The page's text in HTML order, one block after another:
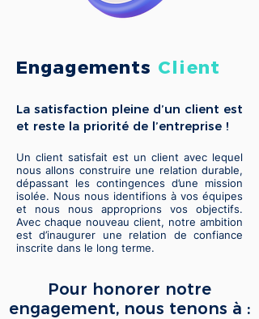
Engagements Client
La satisfaction pleine d’un client est
et reste la priorité de l’entreprise !
Un client satisfait est un client avec lequel
nous allons construire une relation durable,
dépassant les contingences d’une mission
isolée. Nous nous identifions à vos équipes
et nous nous approprions vos objectifs.
Avec chaque nouveau client, notre ambition
est d’inaugurer une relation de confiance
inscrite dans le long terme.
Pour honorer notre
engagement, nous tenons à :